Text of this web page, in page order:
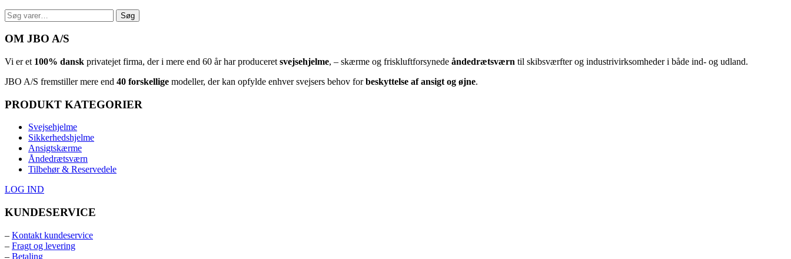
Søg
efter:
Søg
OM JBO A/S
Vi er et 100% dansk privatejet firma, der i mere end 60 år har produceret svejsehjelme, – skærme og friskluftforsynede åndedrætsværn til skibsværfter og industrivirksomheder i både ind- og udland.
JBO A/S ⁦ fremstiller mere end 40 forskellige modeller, der kan opfylde enhver svejsers behov forbeskyttelse af ansigt og øjne.⁩
PRODUKT KATEGORIER
Svejsehjelme
Sikkerhedshjelme
Ansigtskærme
Åndedrætsværn
Tilbehør & Reservedele
LOG IND
KUNDESERVICE
– Kontakt kundeservice
– Fragt og levering
– Betaling